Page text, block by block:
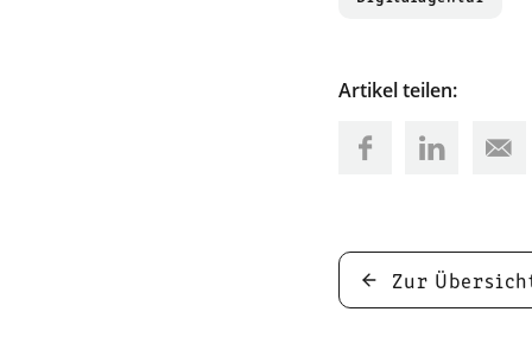
Artikel teilen:
Zur